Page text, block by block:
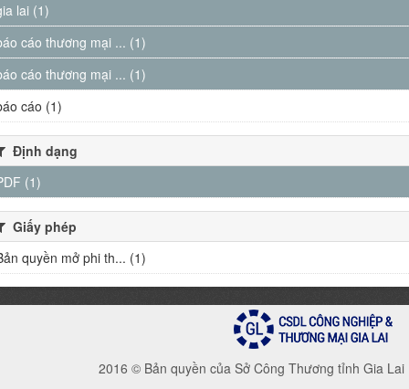
lai (1)
cáo thương mại ... (1)
cáo thương mại ... (1)
cáo (1)
Định dạng
(1)
Giấy phép
quyền mở phi th... (1)
2016 © Bản quyền của Sở Công Thương tỉnh Gia Lai